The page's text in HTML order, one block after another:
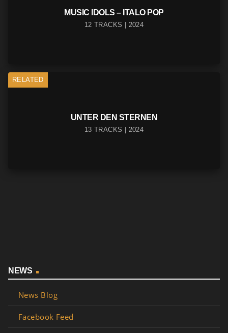
MUSIC IDOLS – ITALO POP
12 TRACKS | 2024
RELATED
UNTER DEN STERNEN
13 TRACKS | 2024
NEWS
News Blog
Facebook Feed